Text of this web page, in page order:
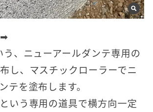
う、ニューアールダンテ専用の
し、マスチックローラーでニ
テを塗布します。
いう専用の道具で横方向一定